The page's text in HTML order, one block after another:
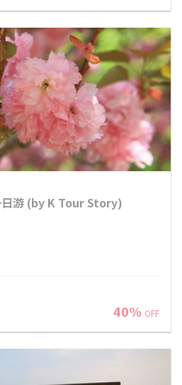
游 (by K Tour Story)
40% OFF